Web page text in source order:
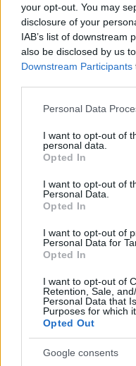
your opt-out. You may
disclosure of your
IAB’s list of downstream
also be disclosed by us
Downstream Participants
Please note that this
not limited to your visit
grant or deny consent to
use your data for below
consent section.
Personal Data
I want to opt-out of
personal data.
Opted In
I want to opt-out of
Personal Data.
Opted In
I want to opt-out of
Personal Data for
Opted In
I want to opt-out of
Retention, Sale,
Personal Data that
Purposes for which
Opted Out
Google consents
Vuoi
Puoi abbonarti a
cliccandoqui
Sei già
Puoi effettuare
sezioneLogin
cliccandoqui